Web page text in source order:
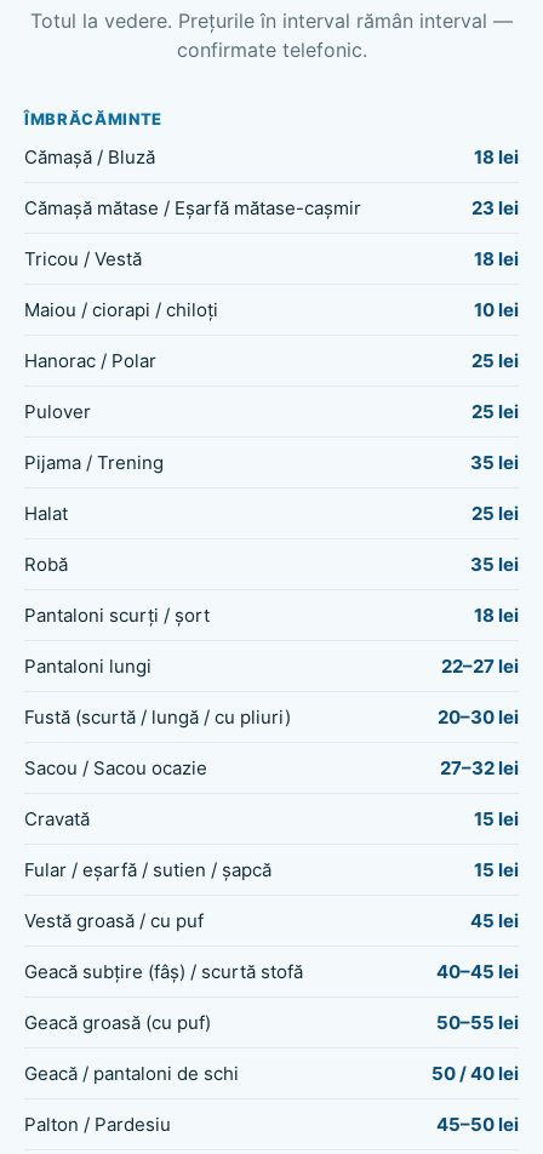
Totul la vedere. Prețurile în interval rămân interval —
confirmate telefonic.
ÎMBRĂCĂMINTE
Cămașă / Bluză 18 lei
Cămașă mătase / Eșarfă mătase-cașmir 23 lei
Tricou / Vestă 18 lei
Maiou / ciorapi / chiloți 10 lei
Hanorac / Polar 25 lei
Pulover 25 lei
Pijama / Trening 35 lei
Halat 25 lei
Robă 35 lei
Pantaloni scurți / șort 18 lei
Pantaloni lungi 22–27 lei
Fustă (scurtă / lungă / cu pliuri) 20–30 lei
Sacou / Sacou ocazie 27–32 lei
Cravată 15 lei
Fular / eșarfă / sutien / șapcă 15 lei
Vestă groasă / cu puf 45 lei
Geacă subțire (fâș) / scurtă stofă 40–45 lei
Geacă groasă (cu puf) 50–55 lei
Geacă / pantaloni de schi 50 / 40 lei
Palton / Pardesiu 45–50 lei